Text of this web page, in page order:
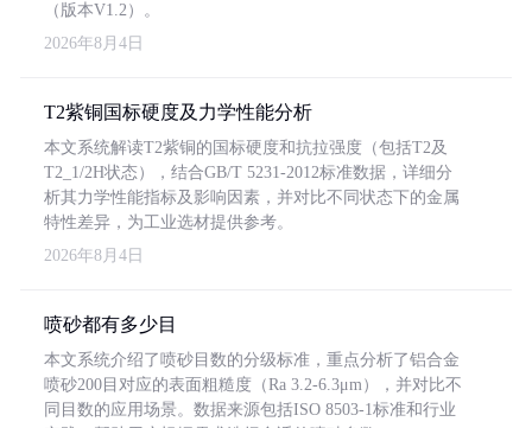
（版本V1.2）。
2026年8月4日
T2紫铜国标硬度及力学性能分析
本文系统解读T2紫铜的国标硬度和抗拉强度（包括T2及
T2_1/2H状态），结合GB/T 5231-2012标准数据，详细分
析其力学性能指标及影响因素，并对比不同状态下的金属
特性差异，为工业选材提供参考。
2026年8月4日
喷砂都有多少目
本文系统介绍了喷砂目数的分级标准，重点分析了铝合金
喷砂200目对应的表面粗糙度（Ra 3.2-6.3μm），并对比不
同目数的应用场景。数据来源包括ISO 8503-1标准和行业